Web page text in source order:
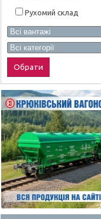
Рухомий склад